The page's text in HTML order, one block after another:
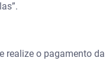
o pagamento